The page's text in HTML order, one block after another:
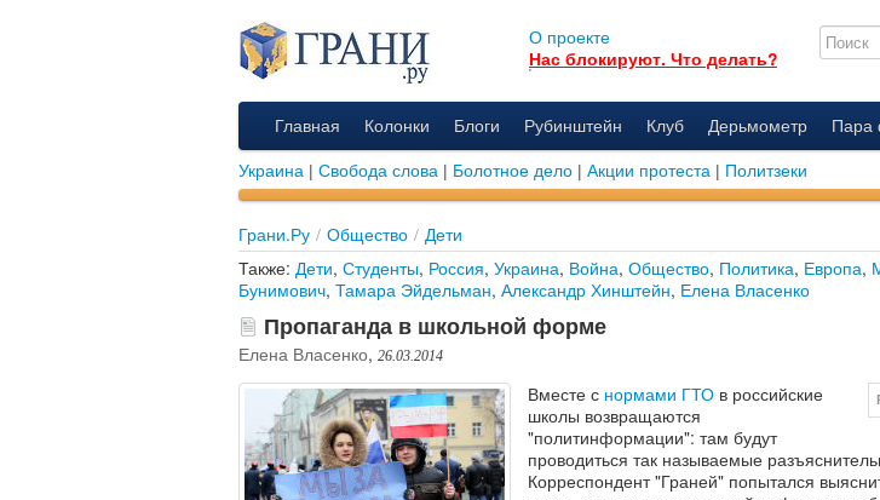
О проекте
Нас блокируют. Что делать?
Главная Колонки Блоги Рубинштейн Клуб Дерьмометр Пара
Украина | Свобода слова | Болотное дело | Акции протеста | Политзеки
Грани.Ру / Общество / Дети
Также: Дети, Студенты, Россия, Украина, Война, Общество, Политика, Европа,
Бунимович, Тамара Эйдельман, Александр Хинштейн, Елена Власенко
Пропаганда в школьной форме
Елена Власенко, 26.03.2014
Вместе с нормами ГТОв российские
школы возвращаются
"политинформации": там будут
проводиться так называемые
Корреспондент "Граней" попытался